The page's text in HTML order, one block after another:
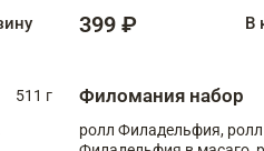
399 ₽ В
511 г
Филомания набор
ролл Филадельфия, ролл